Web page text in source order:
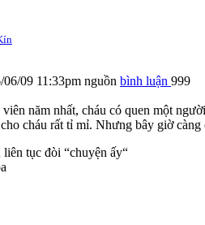
06/09 11:33pm nguồn bình luận 999
năm nhất, cháu có quen một
cháu rất tỉ mỉ. Nhưng bây giờ